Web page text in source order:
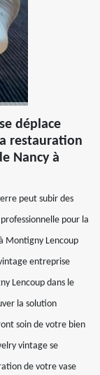
déplace
restauration
Nancy à
peut subir des
pour la
Montigny Lencoup
entreprise
Lencoup dans le
la solution
soin de votre bien
vintage se
de votre vase